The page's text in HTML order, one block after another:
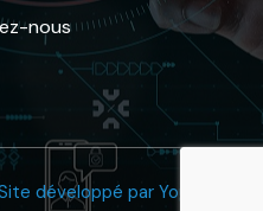
nous
développé par YouOnline